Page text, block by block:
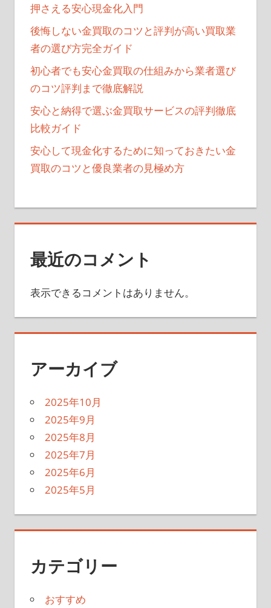
押さえる安心現金化入門
後悔しない金買取のコツと評判が高い買取業
者の選び方完全ガイド
初心者でも安心金買取の仕組みから業者選び
のコツ評判まで徹底解説
安心と納得で選ぶ金買取サービスの評判徹底
比較ガイド
安心して現金化するために知っておきたい金
買取のコツと優良業者の見極め方
最近のコメント
表示できるコメントはありません。
アーカイブ
2025年10月
2025年9月
2025年8月
2025年7月
2025年6月
2025年5月
カテゴリー
おすすめ